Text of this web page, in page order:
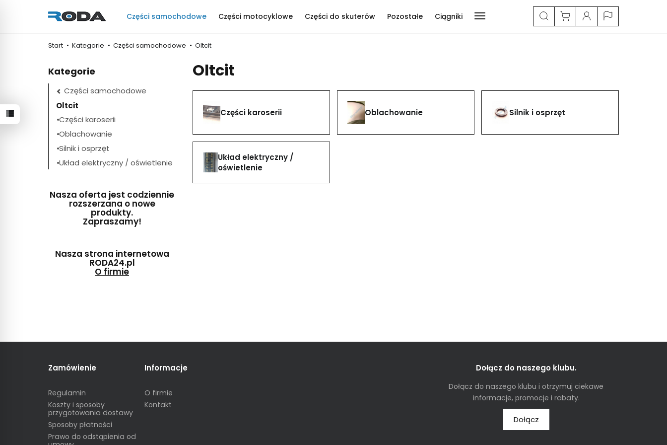
Części samochodowe Części motocyklowe Części do skuterów Pozostałe Ciągniki
Start Kategorie Części samochodowe Oltcit
Oltcit
Części karoserii Oblachowanie Silnik i osprzęt
Układ elektryczny /
oświetlenie
Kategorie
Części samochodowe
Oltcit
Części karoserii
Oblachowanie
Silnik i osprzęt
Układ elektryczny / oświetlenie
Nasza oferta jest codziennie
rozszerzana o nowe
produkty.
Zapraszamy!
Nasza strona internetowa
RODA24.pl
O firmie
Zamówienie
Regulamin
Koszty i sposoby
przygotowania dostawy
Sposoby płatności
Prawo do odstąpienia od
Informacje
O firmie
Kontakt
Dołącz do naszego klubu.
Dołącz do naszego klubu i otrzymuj ciekawe
informacje, promocje i rabaty.
Dołącz